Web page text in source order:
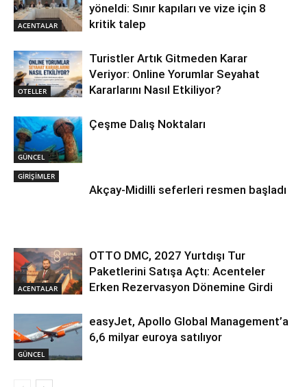
ACENTALAR
yöneldi: Sınır kapıları ve vize için 8
kritik talep
OTELLER
Turistler Artık Gitmeden Karar
Veriyor: Online Yorumlar Seyahat
Kararlarını Nasıl Etkiliyor?
GÜNCEL
Çeşme Dalış Noktaları
GİRİŞİMLER
Akçay-Midilli seferleri resmen başladı
ACENTALAR
OTTO DMC, 2027 Yurtdışı Tur
Paketlerini Satışa Açtı: Acenteler
Erken Rezervasyon Dönemine Girdi
GÜNCEL
easyJet, Apollo Global Management’a
6,6 milyar euroya satılıyor